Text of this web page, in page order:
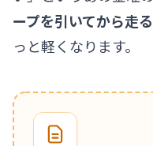
ープを引いてから走る
っと軽くなります。